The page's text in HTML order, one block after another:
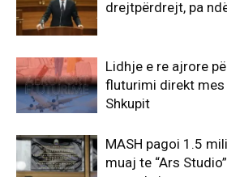
drejtpërdrejt, pa
Lidhje e re ajrore
fluturimi direkt mes
Shkupit
MASH pagoi 1.5
muaj te “Ars